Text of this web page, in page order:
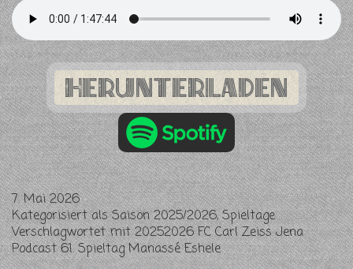
Herunterladen
7. Mai 2026
Kategorisiert alsSaison 2025/2026,Spieltage
Verschlagwortet mit20252026 FC Carl Zeiss Jena
Podcast 61. Spieltag Manassé Eshele